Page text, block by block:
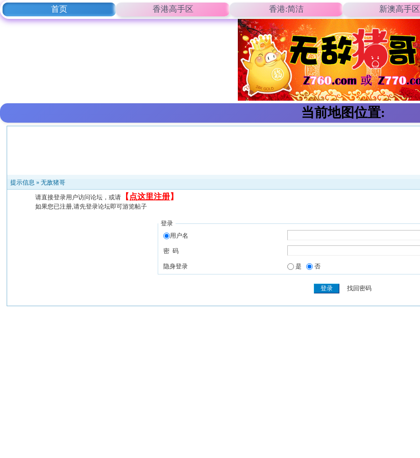
首页 香港高手区 香港:简洁 新澳高手区
当前地图位置:
提示信息 »无敌猪哥
请直接登录用户访问论坛，或请 【 点这里注册】
如果您已注册,请先登录论坛即可游览帖子
登录
用户名
密 码
隐身登录 是 否
找回密码